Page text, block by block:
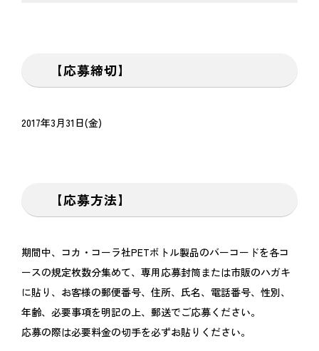
【応募締切】
2017年3月31日(金)
【応募方法】
期間中、コカ・コーラ社PETボトル製品のバーコードを各コ
ースの規定枚数分集めて、専用応募封筒または市販のハガキ
に貼り、お客様の郵便番号、住所、氏名、電話番号、性別、
年齢、必要事項を明記の上、郵送でご応募ください。
応募の際は必要料金の切手を必ずお貼りください。